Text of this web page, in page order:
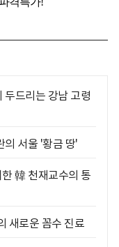
드리는 강남 고령
서울 '황금 땅'
韓 천재교수의 통
새로운 꼼수 진료